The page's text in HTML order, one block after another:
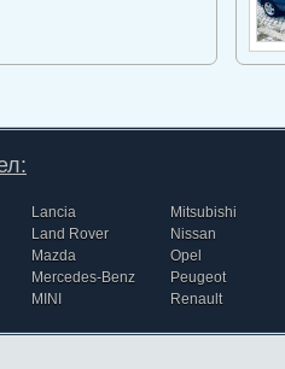
Lancia
Land Rover
Mazda
Mercedes-Benz
MINI
Mitsubishi
Nissan
Opel
Peugeot
Renault